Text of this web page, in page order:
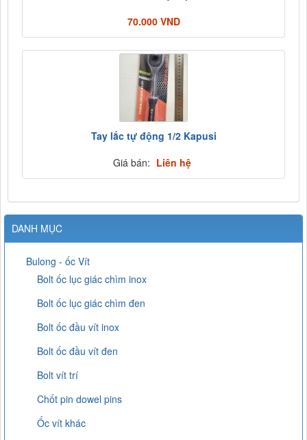
70.000 VND
Tay lắc tự động 1/2 Kapusi
Giá bán: Liên hệ
DANH MỤC
Bulong - ốc Vít
Bolt ốc lục giác chìm inox
Bolt ốc lục giác chìm đen
Bolt ốc đầu vít inox
Bolt ốc đầu vít đen
Bolt vít trí
Chốt pin dowel pins
Ốc vít khác